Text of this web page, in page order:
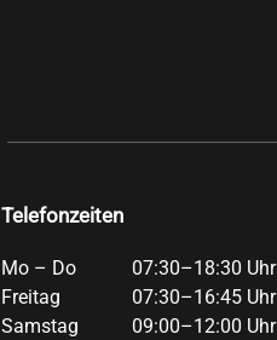
Telefonzeiten
Mo – Do
07:30–18:30 Uhr
Freitag
07:30–16:45 Uhr
Samstag
09:00–12:00 Uhr